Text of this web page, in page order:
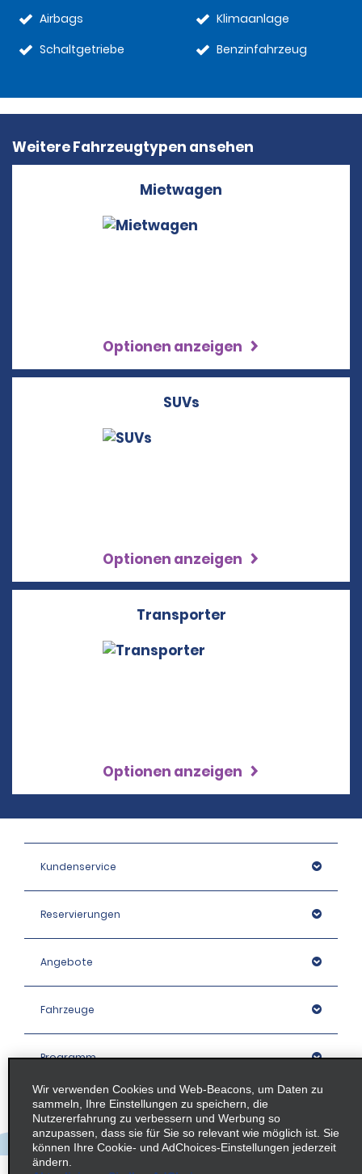
Airbags
Schaltgetriebe
Klimaanlage
Benzinfahrzeug
Weitere Fahrzeugtypen ansehen
Mietwagen
Optionen anzeigen
SUVs
Optionen anzeigen
Transporter
Optionen anzeigen
Kundenservice
Reservierungen
Angebote
Fahrzeuge
Programm
Unternehmen
Stationen
Wir verwenden Cookies und Web-Beacons, um Daten zu
sammeln, Ihre Einstellungen zu speichern, die
Nutzererfahrung zu verbessern und Werbung so
anzupassen, dass sie für Sie so relevant wie möglich ist. Sie
können Ihre Cookie- und AdChoices-Einstellungen jederzeit
ändern.